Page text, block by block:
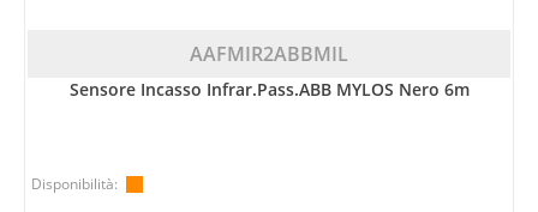
AAFMIR2ABBMIL
Sensore Incasso Infrar.pass.ABB MYLOS Nero 6m
Disponibilità: